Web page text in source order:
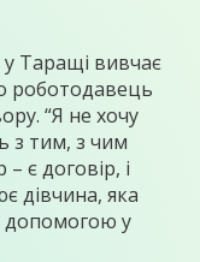
у Таращі вивчає
роботодавець
“Я не хочу
з тим, з чим
є договір, і
дівчина, яка
допомогою у